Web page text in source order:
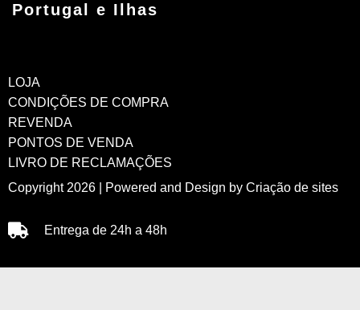
Portugal e Ilhas
LOJA
CONDIÇÕES DE COMPRA
REVENDA
PONTOS DE VENDA
LIVRO DE RECLAMAÇÕES
Copyright 2026 | Powered and Design by Criação de sites
Entrega de 24h a 48h